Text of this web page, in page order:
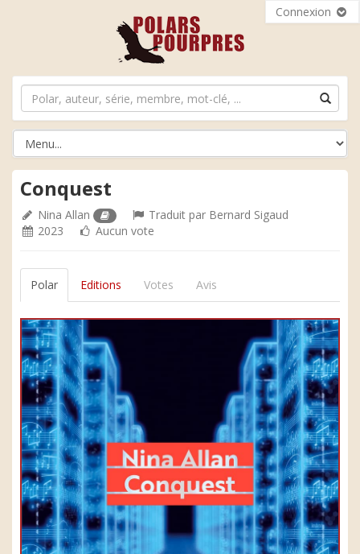
Connexion
Conquest
Nina Allan Traduit par Bernard Sigaud
2023
Aucun vote
Polar Editions Votes Avis